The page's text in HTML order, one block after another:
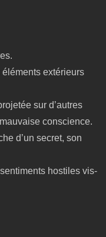
éléments extérieurs
sur d’autres
conscience.
d’un secret, son
hostiles vis-